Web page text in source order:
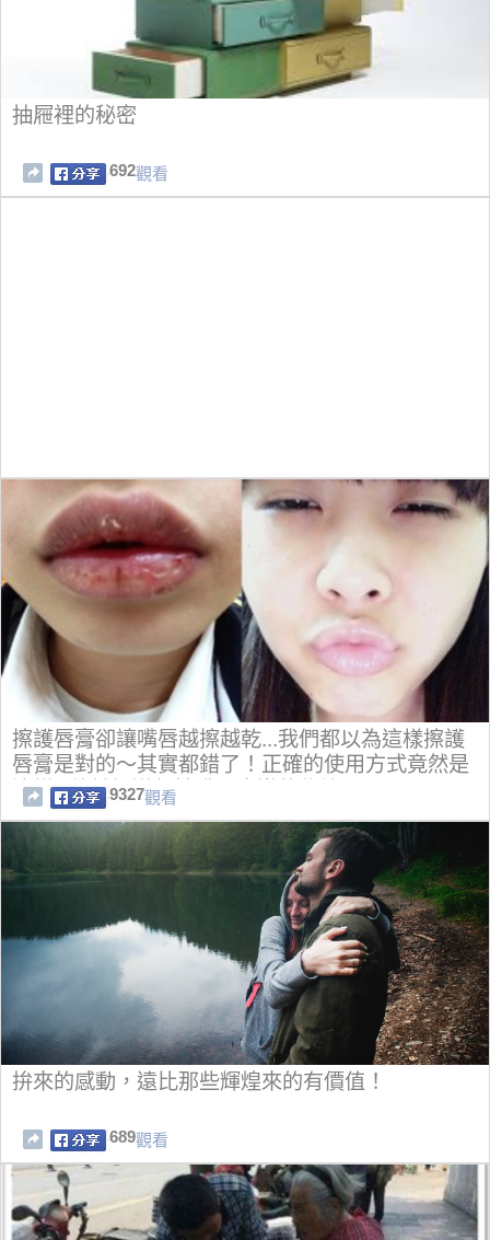
抽屜裡的秘密
692觀看
擦護唇膏卻讓嘴唇越擦越乾...我們都以為這樣擦護
唇膏是對的～其實都錯了！正確的使用方式竟然是
這樣...終於知道保持嘴唇水嫩的秘訣了！！
9327觀看
拚來的感動，遠比那些輝煌來的有價值！
689觀看